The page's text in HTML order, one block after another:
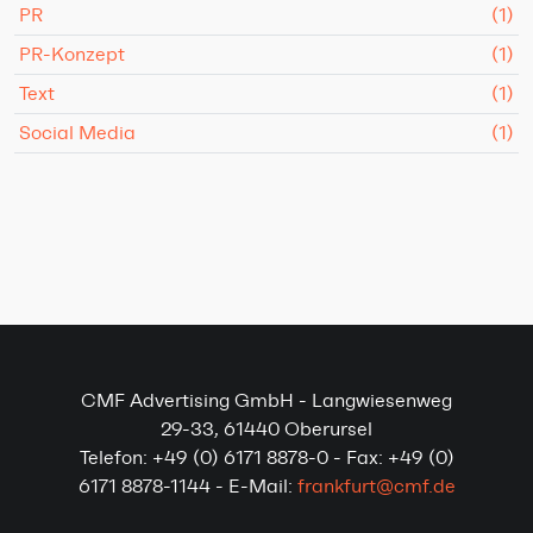
PR
(1)
PR-Konzept
(1)
Text
(1)
Social Media
(1)
CMF Advertising GmbH - Langwiesenweg
29-33, 61440 Oberursel
Telefon: +49 (0) 6171 8878-0 - Fax: +49 (0)
6171 8878-1144 - E-Mail: frankfurt@cmf.de